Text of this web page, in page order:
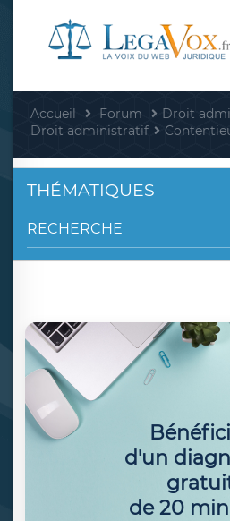
Accueil Forum
Droit
Droit administratif
THÉMATIQUES
d'un
de 20